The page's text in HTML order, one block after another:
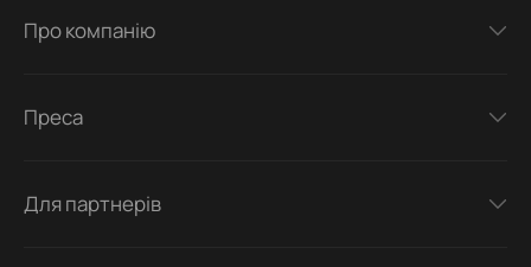
Про компанію
Преса
Для партнерів